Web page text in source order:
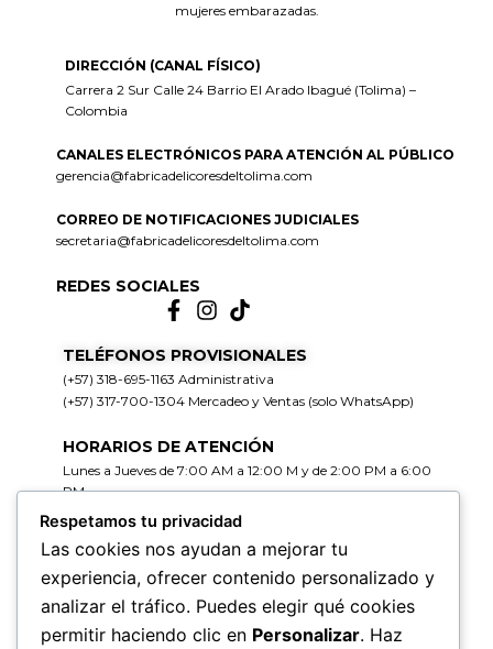
mujeres embarazadas.
DIRECCIÓN (CANAL FÍSICO)
Carrera 2 Sur Calle 24 Barrio El Arado Ibagué (Tolima) –
Colombia
CANALES ELECTRÓNICOS PARA ATENCIÓN AL PÚBLICO
gerencia@fabricadelicoresdeltolima.com
CORREO DE NOTIFICACIONES JUDICIALES
secretaria@fabricadelicoresdeltolima.com
REDES SOCIALES
TELÉFONOS PROVISIONALES
(+57) 318-695-1163 Administrativa
(+57) 317-700-1304 Mercadeo y Ventas (solo WhatsApp)
HORARIOS DE ATENCIÓN
Lunes a Jueves de 7:00 AM a 12:00 M y de 2:00 PM a 6:00
PM
Viernes de 7:00 AM a 12:00 M y de 2:00 PM a 5:00 PM
HORARIOS DE RADICACIÓN DE
CORRESPONDENCIA
Lunes a Jueves de 7:30 AM a 11:30 AM y de 2:00 PM a 5:00
PM
Respetamos tu privacidad
Las cookies nos ayudan a mejorar tu
experiencia, ofrecer contenido personalizado y
analizar el tráfico. Puedes elegir qué cookies
permitir haciendo clic en Personalizar. Haz